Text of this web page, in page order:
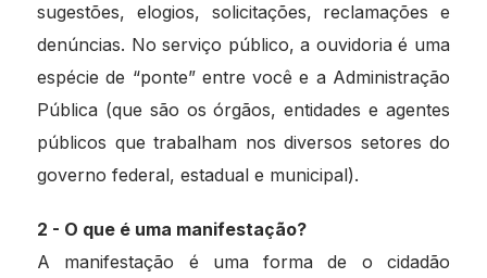
sugestões, elogios, solicitações, reclamações e
denúncias. No serviço público, a ouvidoria é uma
espécie de “ponte” entre você e a Administração
Pública (que são os órgãos, entidades e agentes
públicos que trabalham nos diversos setores do
governo federal, estadual e municipal).
2 - O que é uma manifestação?
A manifestação é uma forma de o cidadão